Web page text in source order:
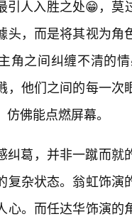
引人入胜之处😁，
头，而是将其视为
角之间纠缠不清的
，他们之间的每一
佛能点燃屏幕。
纠葛，并非一蹴而
复杂状态。翁虹饰
心。而任达华饰演